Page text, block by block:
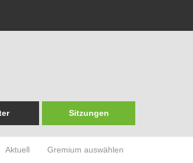
Sitzungen
Aktuell Gremium auswählen